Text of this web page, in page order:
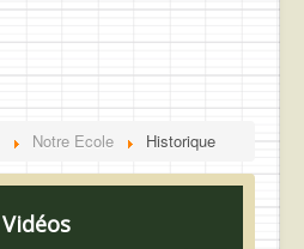
Notre Ecole Historique
Vidéos